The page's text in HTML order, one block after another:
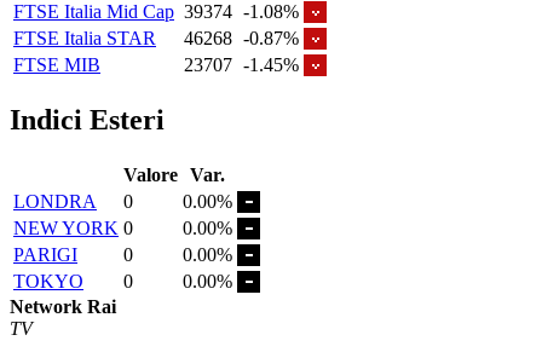
FTSE Italia Mid Cap 39374 -1.08%
FTSE Italia STAR
46268 -0.87%
FTSE MIB
23707 -1.45%
Indici Esteri
Valore Var.
LONDRA
0
0.00%
NEW YORK 0
0.00%
PARIGI
0
0.00%
TOKYO
0
0.00%
Network Rai
TV